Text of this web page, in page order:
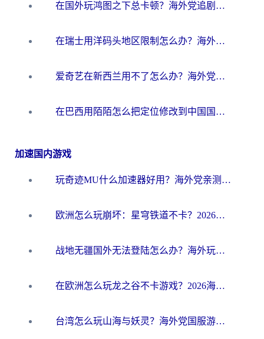
在国外玩鸿图之下总卡顿？海外党追剧听歌的3个实用解决方案
在瑞士用洋码头地区限制怎么办？海外华人必看的回国加速全攻略
爱奇艺在新西兰用不了怎么办？海外党亲测有效的回国加速方案
在巴西用陌陌怎么把定位修改到中国国内？海外党必看的回国加速全攻略
加速国内游戏
玩奇迹MU什么加速器好用？海外党亲测：这款加速器让你告别延迟卡顿！
欧洲怎么玩崩坏：星穹铁道不卡？2026海外玩家国服游戏加速器终极攻略
战地无疆国外无法登陆怎么办？海外玩家国服畅玩终极指南（附欧服魔兽EVE加速方案）
在欧洲怎么玩龙之谷不卡游戏？2026海外党国服游戏加速全攻略
台湾怎么玩山海与妖灵？海外党国服游戏加速全攻略，告别延迟卡顿